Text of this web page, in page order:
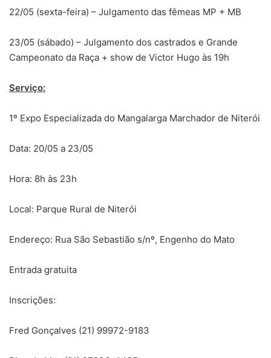
22/05 (sexta-feira) – Julgamento das fêmeas MP + MB
23/05 (sábado) – Julgamento dos castrados e Grande
Campeonato da Raça + show de Victor Hugo às 19h
Serviço:
1º Expo Especializada do Mangalarga Marchador de Niterói
Data: 20/05 a 23/05
Hora: 8h às 23h
Local: Parque Rural de Niterói
Endereço: Rua São Sebastião s/nº, Engenho do Mato
Entrada gratuita
Inscrições:
Fred Gonçalves (21) 99972-9183